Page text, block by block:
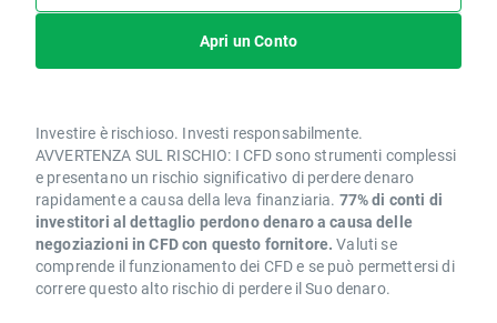
Apri un Conto
Investire è rischioso. Investi responsabilmente.
AVVERTENZA SUL RISCHIO: I CFD sono strumenti complessi
e presentano un rischio significativo di perdere denaro
rapidamente a causa della leva finanziaria. 77% di conti di
investitori al dettaglio perdono denaro a causa delle
negoziazioni in CFD con questo fornitore. Valuti se
comprende il funzionamento dei CFD e se può permettersi di
correre questo alto rischio di perdere il Suo denaro.